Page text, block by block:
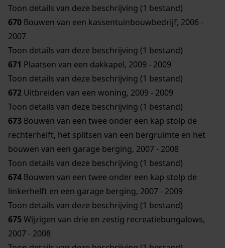
Toon details van deze beschrijving (1 bestand)
670 Bouwen van een kassentuinbouwbedrijf, 2006 -
2007
Toon details van deze beschrijving (1 bestand)
671 Plaatsen van een dakkapel, 2009 - 2009
Toon details van deze beschrijving (1 bestand)
672 Uitbreiden van een woning, 2009 - 2009
Toon details van deze beschrijving (1 bestand)
673 Bouwen van een twee onder een kap stolp de
rechterhelft, het splitsen van een bergruimte en het
bouwen van een garage berging, 2007 - 2008
Toon details van deze beschrijving (1 bestand)
674 Bouwen van een twee onder een kap stolp de
linkerhelft en een garage berging, 2007 - 2009
Toon details van deze beschrijving (1 bestand)
675Wijzigen van drie en zestig recreatiebungalows,
2007 - 2008